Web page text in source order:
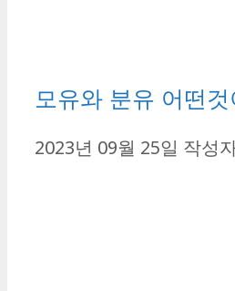
모유와 분유 어떤
2023년 09월 25일 작성